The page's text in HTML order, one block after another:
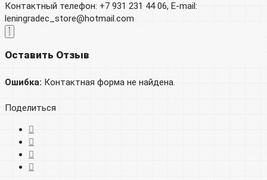
Контактный телефон: +7 931 231 44 06, E-mail:
leningradec_store@hotmail.com
Оставить Отзыв
Ошибка: Контактная форма не найдена.
Поделиться